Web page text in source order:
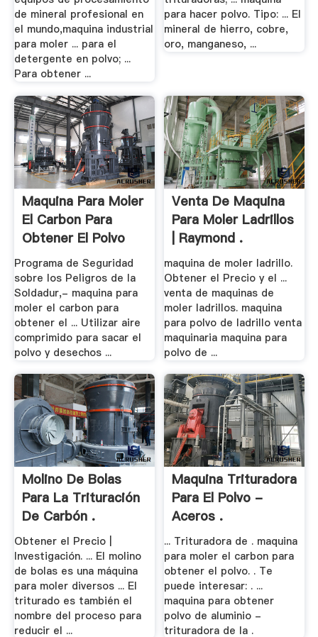
de mineral profesional en
el mundo,maquina industrial
para moler ... para el
detergente en polvo; ...
Para obtener ...
para hacer polvo. Tipo: ... El
mineral de hierro, cobre,
oro, manganeso, ...
Maquina Para Moler
El Carbon Para
Obtener El Polvo
Programa de Seguridad
sobre los Peligros de la
Soldadur,- maquina para
moler el carbon para
obtener el ... Utilizar aire
comprimido para sacar el
polvo y desechos ...
Venta De Maquina
Para Moler Ladrillos
| Raymond .
maquina de moler ladrillo.
Obtener el Precio y el ...
venta de maquinas de
moler ladrillos. maquina
para polvo de ladrillo venta
maquinaria maquina para
polvo de ...
Molino De Bolas
Para La Trituración
De Carbón .
Obtener el Precio |
Investigación. ... El molino
de bolas es una máquina
para moler diversos ... El
triturado es también el
nombre del proceso para
reducir el ...
Maquina Trituradora
Para El Polvo -
Aceros .
... Trituradora de . maquina
para moler el carbon para
obtener el polvo. . Te
puede interesar: . ...
maquina para obtener
polvo de aluminio -
trituradora de la .